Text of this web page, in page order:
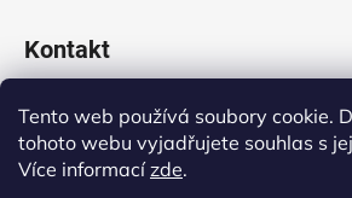
Tento web používá soubory cookie.
tohoto webu vyjadřujete souhlas s
Více informacízde.
Kontakt
obchod@vladeko.cz
+420 311 678 445